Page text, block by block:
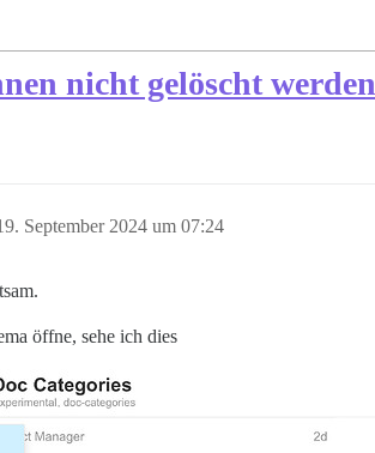
nicht gelöscht werden
September 2024 um 07:24
öffne, sehe ich dies